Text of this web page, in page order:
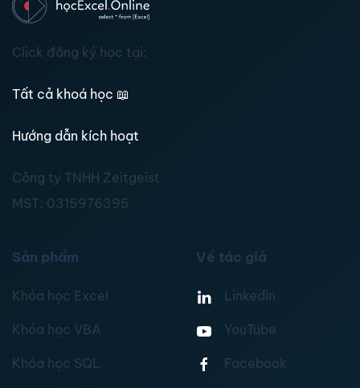
Click đăng ký học tại:
Tất cả khoá học 📖
Hướng dẫn kích hoạt
Công ty TNHH Zeitgeist
MST: 0315976395
Sản phẩm
Khóa học Excel
Khóa học VBA
Khóa học SQL
Về tác giả
Linkedin
YouTube
Facebook